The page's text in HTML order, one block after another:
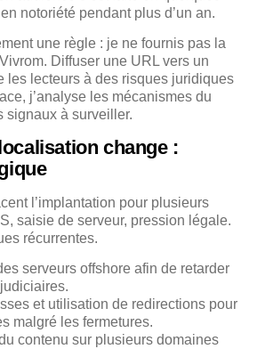
notoriété pendant plus d’un an.
une règle : je ne fournis pas la
Diffuser une URL vers un
les lecteurs à des risques juridiques
j’analyse les mécanismes du
signaux à surveiller.
change :
l’implantation pour plusieurs
saisie de serveur, pression légale.
récurrentes.
serveurs offshore afin de retarder
et utilisation de redirections pour
malgré les fermetures.
contenu sur plusieurs domaines